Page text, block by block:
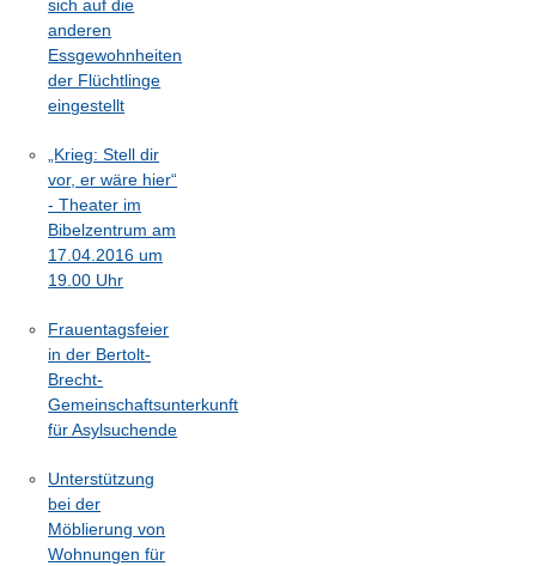
sich auf die
anderen
Essgewohnheiten
der Flüchtlinge
eingestellt
„Krieg: Stell dir
vor, er wäre hier“
- Theater im
Bibelzentrum am
17.04.2016 um
19.00 Uhr
Frauentagsfeier
in der Bertolt-
Brecht-
Gemeinschaftsunterkunft
für Asylsuchende
Unterstützung
bei der
Möblierung von
Wohnungen für